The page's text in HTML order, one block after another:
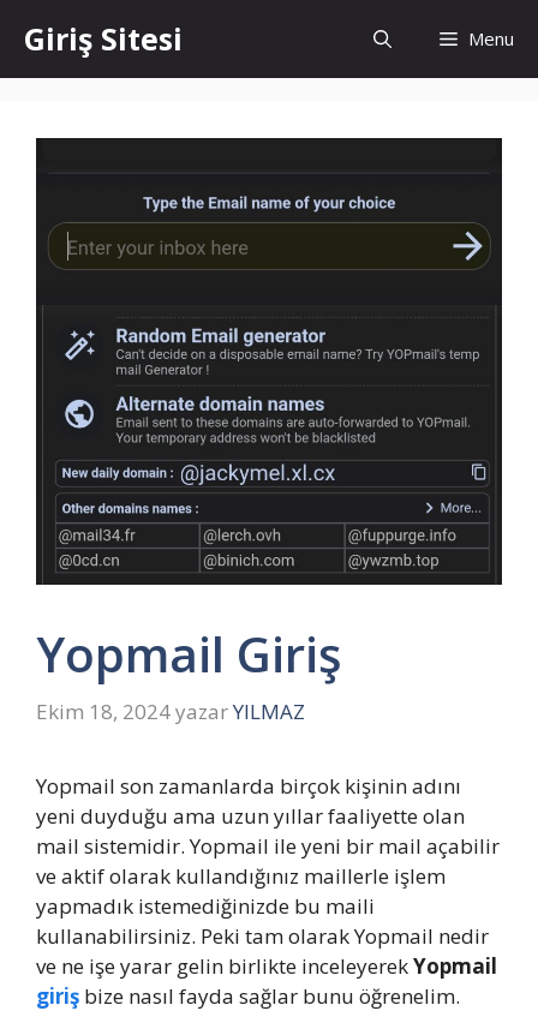
atlaGiriş Sitesi Menu
Yopmail Giriş
Ekim 18, 2024yazarYILMAZ
Yopmail son zamanlarda birçok kişinin adını
yeni duyduğu ama uzun yıllar faaliyette olan
mail sistemidir. Yopmail ile yeni bir mail açabilir
ve aktif olarak kullandığınız maillerle işlem
yapmadık istemediğinizde bu maili
kullanabilirsiniz. Peki tam olarak Yopmail nedir
ve ne işe yarar gelin birlikte inceleyerekYopmail
giriş bize nasıl fayda sağlar bunu öğrenelim.